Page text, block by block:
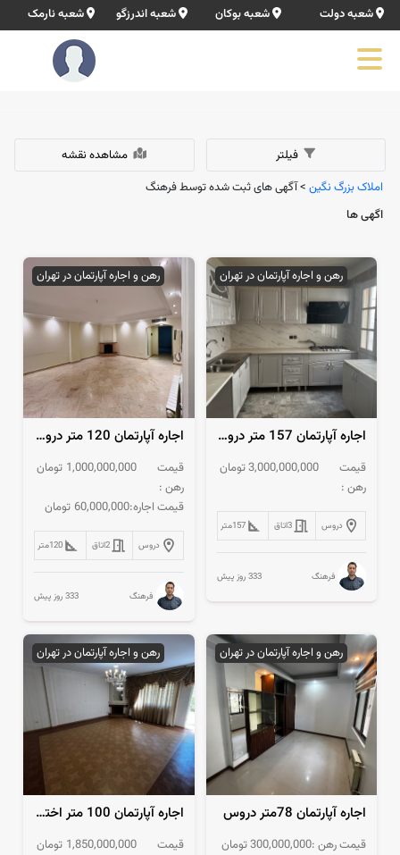
شعبه دولت شعبه بوکان شعبه اندرزگو شعبه نارمک
فیلتر
مشاهده نقشه
املاک بزرگ نگین > آگهی های ثبت شده توسط فرهنگ
اگهی ها
رهن و اجاره آپارتمان در تهران
اجاره آپارتمان 157 متر دروس دلباز 3 خواب
قیمت
رهن :
3,000,000,000تومان
دروس 3اتاق 157متر
فرهنگ 333 روز پیش
رهن و اجاره آپارتمان در تهران
اجاره آپارتمان 120 متر دروس خوش نقشه تاپ لوکیشن
قیمت
رهن :
1,000,000,000 تومان
قیمت اجاره:60,000,000 تومان
دروس 2اتاق 120متر
فرهنگ 333 روز پیش
رهن و اجاره آپارتمان در تهران
اجاره آپارتمان 78متر دروس
قیمت رهن :300,000,000تومان
رهن و اجاره آپارتمان در تهران
اجاره آپارتمان 100 متر اختیاریه دنج و آرام
قیمت
1,850,000,000 تومان